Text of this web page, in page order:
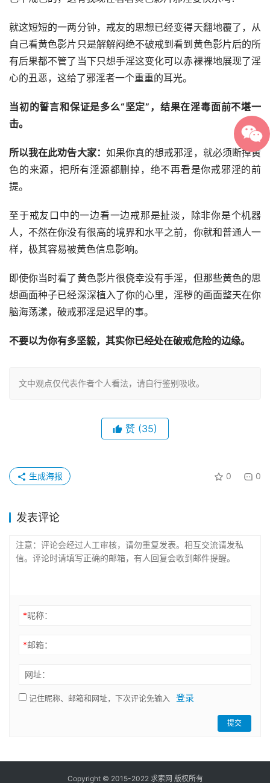
就这短短的一两分钟，戒友的思想已经变得天翻地覆了，从
自己看黄色影片只是解解闷绝不破戒到看到黄色影片后的所
有后果都不管了当下只想手淫这变化可以赤裸裸地展现了淫
心的丑恶，这给了邪淫者一个重重的耳光。
当初的誓言和保证是多么“坚定”，结果在淫毒面前不堪一
击。
所以我在此劝告大家： 如果你真的想戒邪淫，就必须断掉黄
色的来源，把所有淫源都删掉，绝不再看是你戒邪淫的前
提。
至于戒友口中的一边看一边戒那是扯淡，除非你是个机器
人，不然在你没有很高的境界和水平之前，你就和普通人一
样，极其容易被黄色信息影响。
即使你当时看了黄色影片很侥幸没有手淫，但那些黄色的思
想画面种子已经深深植入了你的心里，淫秽的画面整天在你
脑海荡漾，破戒邪淫是迟早的事。
不要以为你有多坚毅，其实你已经处在破戒危险的边缘。
文中观点仅代表作者个人看法，请自行鉴别吸收。
赞 (35)
0 0
生成海报
发表评论
*昵称：
*邮箱：
网址：
记住昵称、邮箱和网址，下次评论免输入 登录
提交
Copyright © 2015-2022 求索网 版权所有